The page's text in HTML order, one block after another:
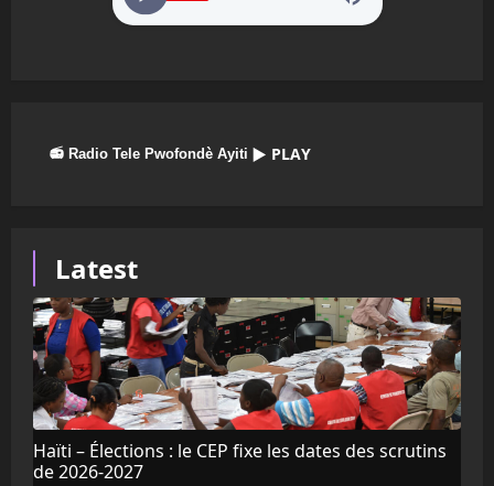
📻 Radio Tele Pwofondè Ayiti ▶ PLAY
Latest
Haïti – Élections : le CEP fixe les dates des scrutins
de 2026-2027